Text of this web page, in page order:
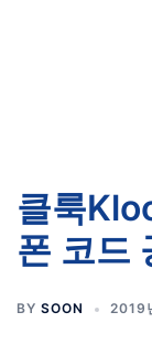
클룩
폰 코드
BY SOON 2019